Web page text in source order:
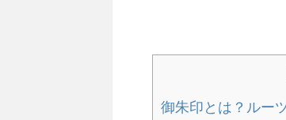
御朱印とは？ルー